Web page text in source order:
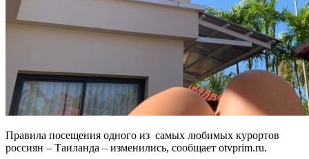
Правила посещения одного из самых любимых курортов
россиян – Таиланда – изменились, сообщает otvprim.ru.